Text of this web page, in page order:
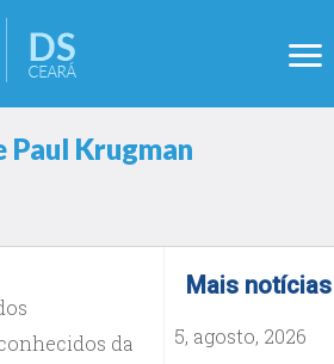
Paul Krugman
da
Mais notícias
5, agosto, 2026